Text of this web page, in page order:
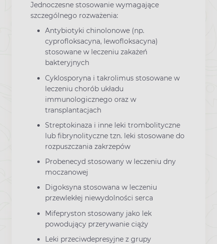
Jednoczesne stosowanie wymagające
szczególnego rozważenia:
Antybiotyki chinolonowe (np.
cyprofloksacyna, lewofloksacyna)
stosowane w leczeniu zakażeń
bakteryjnych
Cyklosporyna i takrolimus stosowane w
leczeniu chorób układu
immunologicznego oraz w
transplantacjach
Streptokinaza i inne leki trombolityczne
lub fibrynolityczne tzn. leki stosowane do
rozpuszczania zakrzepów
Probenecyd stosowany w leczeniu dny
moczanowej
Digoksyna stosowana w leczeniu
przewlekłej niewydolności serca
Mifepryston stosowany jako lek
powodujący przerywanie ciąży
Leki przeciwdepresyjne z grupy